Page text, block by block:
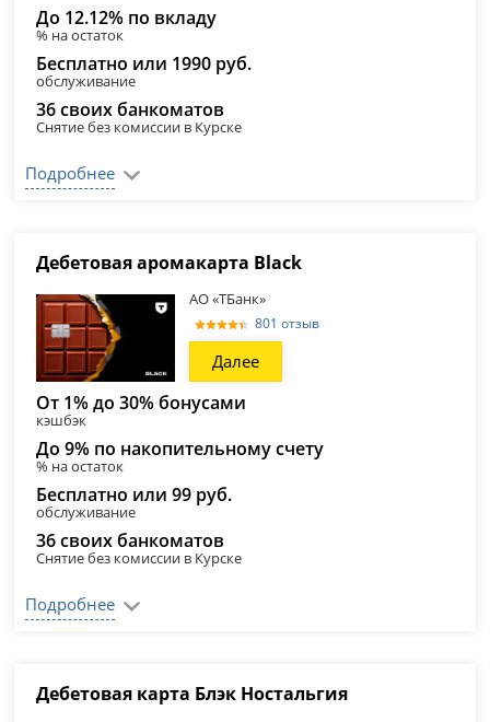
До 12.12% по вкладу
% на остаток
Бесплатно или 1990 руб.
обслуживание
36 своих банкоматов
Снятие без комиссии в Курске
Подробнее
Дебетовая аромакарта Black
АО «ТБанк»
801 отзыв
Далее
От 1% до 30% бонусами
кэшбэк
До 9% по накопительному счету
% на остаток
Бесплатно или 99 руб.
обслуживание
36 своих банкоматов
Снятие без комиссии в Курске
Подробнее
Дебетовая карта Блэк Ностальгия